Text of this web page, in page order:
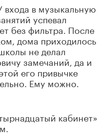
в музыкальную
успевал
без фильтра. После
дома приходилось
не делал
замечаний, да и
его привычке
Ему можно.
кабинет»